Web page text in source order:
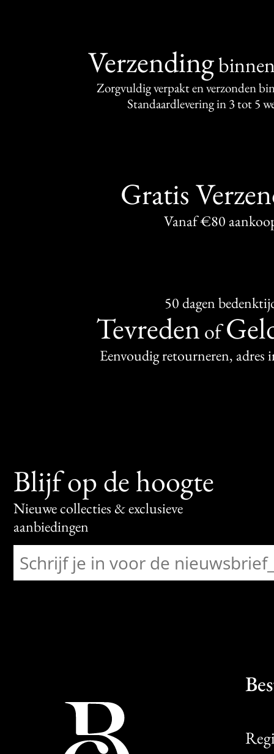
Verzending
Zorgvuldig verpakt en verzonden
Standaardlevering in 3 tot 5
Gratis
Vanaf €80
50 dagen
Tevredenof
Eenvoudig retourneren, adres
Blijf op de hoogte
Nieuwe collecties & exclusieve
aanbiedingen